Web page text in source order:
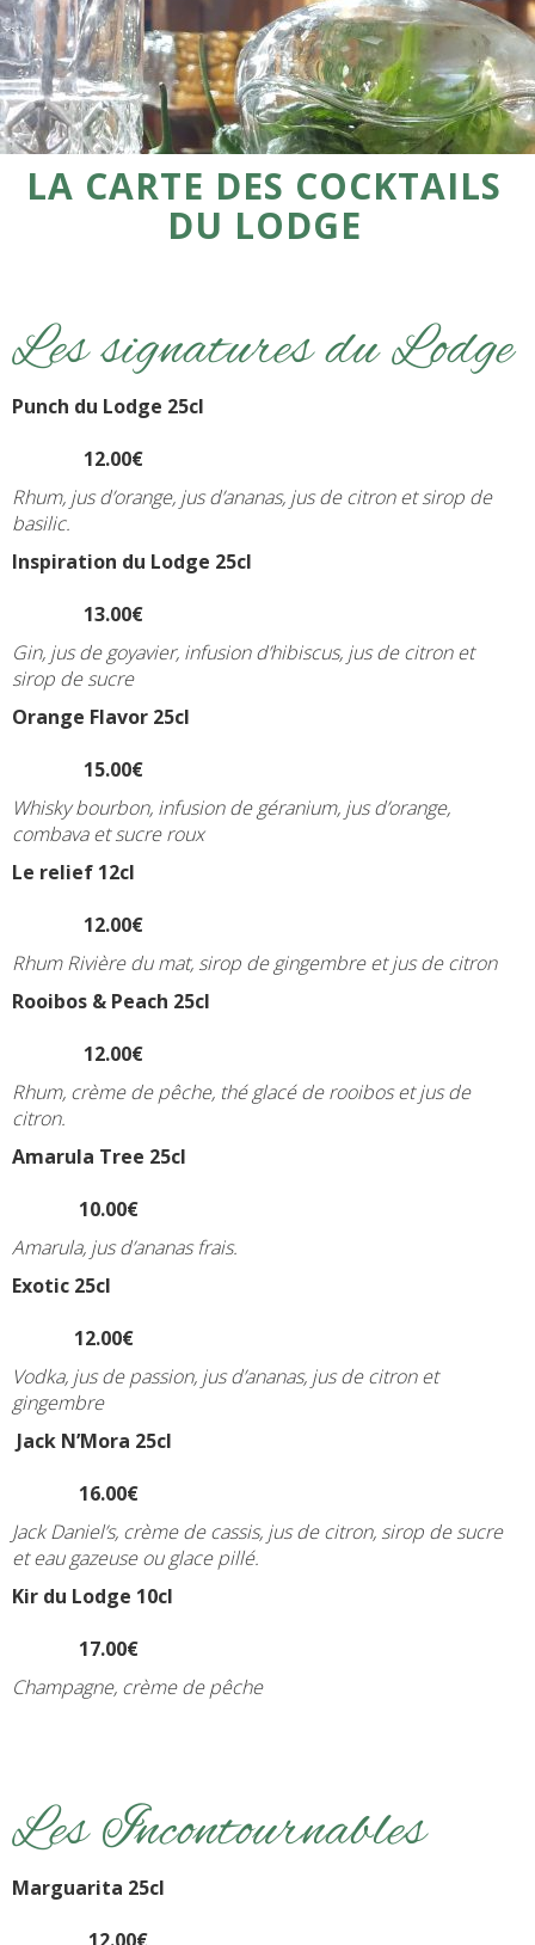
LA CARTE DES COCKTAILS
DU LODGE
Les signatures du Lodge
Punch du Lodge 25cl
12.00€
Rhum, jus d’orange, jus d’ananas, jus de citron et sirop de
basilic.
Inspiration du Lodge 25cl
13.00€
Gin, jus de goyavier, infusion d’hibiscus, jus de citron et
sirop de sucre
Orange Flavor 25cl
15.00€
Whisky bourbon, infusion de géranium, jus d’orange,
combava et sucre roux
Le relief 12cl
12.00€
Rhum Rivière du mat, sirop de gingembre et jus de citron
Rooibos & Peach 25cl
12.00€
Rhum, crème de pêche, thé glacé de rooibos et jus de
citron.
Amarula Tree 25cl
10.00€
Amarula, jus d’ananas frais.
Exotic 25cl
12.00€
Vodka, jus de passion, jus d’ananas, jus de citron et
gingembre
Jack N’Mora 25cl
16.00€
Jack Daniel’s, crème de cassis, jus de citron, sirop de sucre
et eau gazeuse ou glace pillé.
Kir du Lodge 10cl
17.00€
Champagne, crème de pêche
Les Incontournables
Marguarita 25cl
12.00€